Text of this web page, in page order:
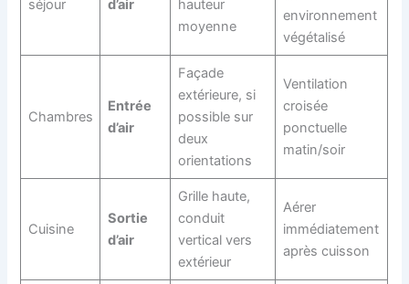
séjour
d’air
hauteur
moyenne
environnement
végétalisé
Chambres
Entrée
d’air
Façade
extérieure, si
possible sur
deux
orientations
Ventilation
croisée
ponctuelle
matin/soir
Cuisine
Sortie
d’air
Grille haute,
conduit
vertical vers
extérieur
Aérer
immédiatement
après cuisson